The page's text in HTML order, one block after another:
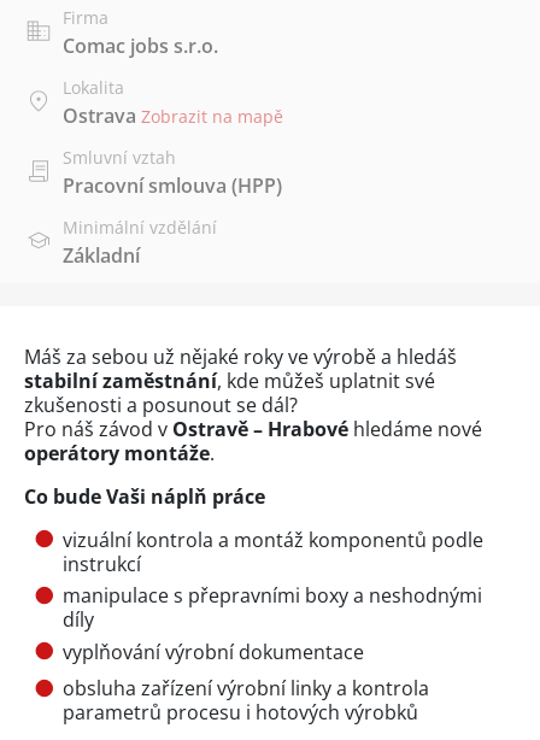
Firma
Comac jobs s.r.o.
Lokalita
Ostrava Zobrazit na mapě
Smluvní vztah
Pracovní smlouva (HPP)
Minimální vzdělání
Základní
Máš za sebou už nějaké roky ve výrobě a hledáš
stabilní zaměstnání, kde můžeš uplatnit své
zkušenosti a posunout se dál?
Pro náš závod v Ostravě – Hrabové hledáme nové
operátory montáže.
Co bude Vaši náplň práce
vizuální kontrola a montáž komponentů podle
instrukcí
manipulace s přepravními boxy a neshodnými
díly
vyplňování výrobní dokumentace
obsluha zařízení výrobní linky a kontrola
parametrů procesu i hotových výrobků